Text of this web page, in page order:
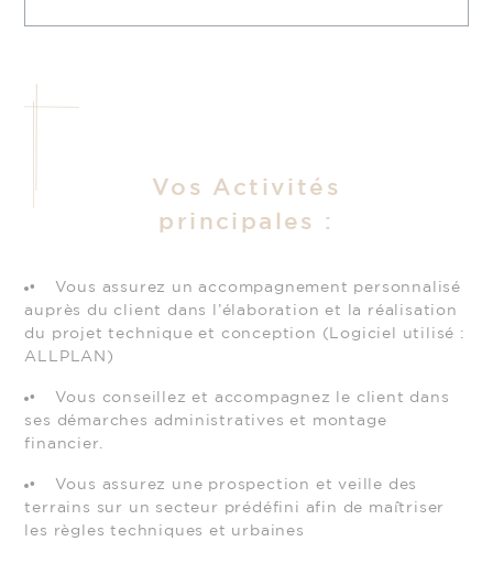
Vos Activités
principales :
Vous assurez un accompagnement personnalisé
auprès du client dans l’élaboration et la réalisation
du projet technique et conception (Logiciel utilisé :
ALLPLAN)
Vous conseillez et accompagnez le client dans
ses démarches administratives et montage
financier.
Vous assurez une prospection et veille des
terrains sur un secteur prédéfini afin de maîtriser
les règles techniques et urbaines